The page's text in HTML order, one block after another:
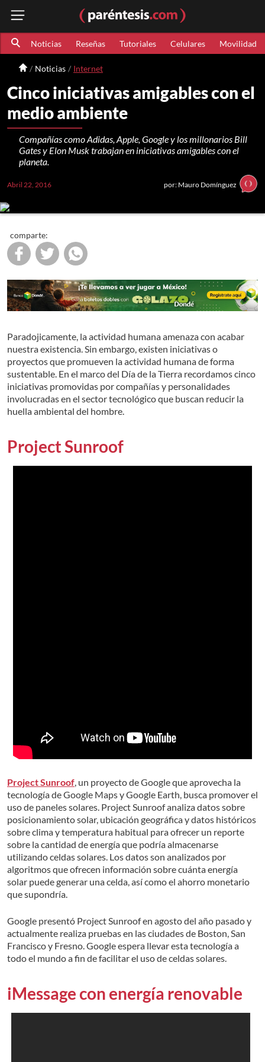
Noticias Reseñas Tutoriales Celulares Movilidad
Noticias Internet
Cinco iniciativas amigables con el
medio ambiente
Compañías como Adidas, Apple, Google y los millonarios Bill
Gates y Elon Musk trabajan en iniciativas amigables con el
planeta.
Abril 22, 2016 por: Mauro Domínguez
comparte:
Paradojicamente, la actividad humana amenaza con acabar
nuestra existencia. Sin embargo, existen iniciativas o
proyectos que promueven la actividad humana de forma
sustentable. En el marco del Día de la Tierra recordamos cinco
iniciativas promovidas por compañías y personalidades
involucradas en el sector tecnológico que buscan reducir la
huella ambiental del hombre.
Project Sunroof
Project Sunroof , un proyecto de Google que aprovecha la
tecnología de Google Maps y Google Earth, busca promover el
uso de paneles solares. Project Sunroof analiza datos sobre
posicionamiento solar, ubicación geográfica y datos históricos
sobre clima y temperatura habitual para ofrecer un reporte
sobre la cantidad de energía que podría almacenarse
utilizando celdas solares. Los datos son analizados por
algoritmos que ofrecen información sobre cuánta energía
solar puede generar una celda, así como el ahorro monetario
que supondría.
Google presentó Project Sunroof en agosto del año pasado y
actualmente realiza pruebas en las ciudades de Boston, San
Francisco y Fresno. Google espera llevar esta tecnología a
todo el mundo a fin de facilitar el uso de celdas solares.
iMessage con energía renovable